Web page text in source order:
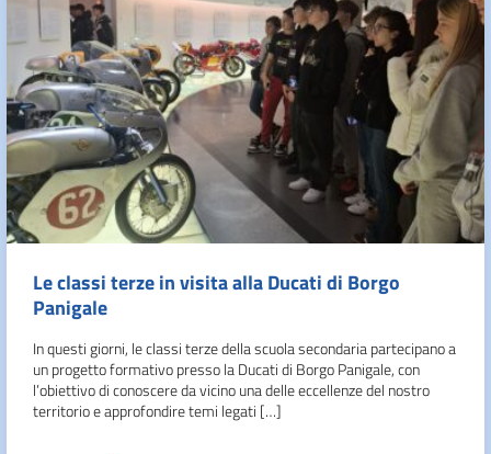
Le classi terze in visita alla Ducati di Borgo
Panigale
In questi giorni, le classi terze della scuola secondaria partecipano a
un progetto formativo presso la Ducati di Borgo Panigale, con
l’obiettivo di conoscere da vicino una delle eccellenze del nostro
territorio e approfondire temi legati […]